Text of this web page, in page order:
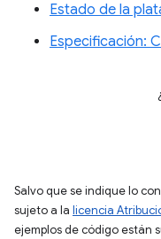
Estado de la
Especificación:
Salvo que se indique lo
sujeto a la licencia
ejemplos de código están